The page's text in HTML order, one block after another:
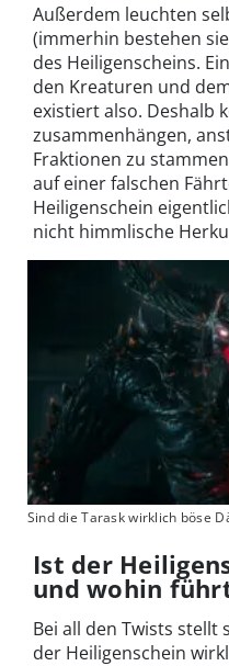
Außerdem leuchten
(immerhin bestehen
des Heiligenscheins.
den Kreaturen und
existiert also. Deshalb
zusammenhängen,
Fraktionen zu
auf einer falschen
Heiligenschein
nicht himmlische
Sind die Tarask wirklich böse
Ist der
und wohin
Bei all den Twists stellt
der Heiligenschein